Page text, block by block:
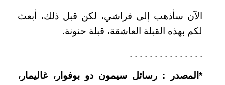
الآن سأذهب إلى فراشي، لكن قبل ذلك، أبعث
لكم بهذه القبلة العاشقة، قبلة حنونة.
. . . . . . . . . . . . . . .
* المصدر : رسائل سيمون دو بوفوار، غاليمار،